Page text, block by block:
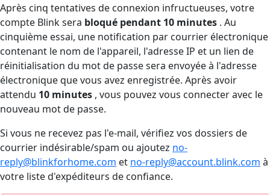
Après cinq tentatives de connexion infructueuses, votre
compte Blink sera bloqué pendant 10 minutes . Au
cinquième essai, une notification par courrier électronique
contenant le nom de l'appareil, l'adresse IP et un lien de
réinitialisation du mot de passe sera envoyée à l'adresse
électronique que vous avez enregistrée. Après avoir
attendu 10 minutes , vous pouvez vous connecter avec le
nouveau mot de passe.
Si vous ne recevez pas l'e-mail, vérifiez vos dossiers de
courrier indésirable/spam ou ajoutez no-
reply@blinkforhome.com et no-reply@account.blink.com à
votre liste d'expéditeurs de confiance.